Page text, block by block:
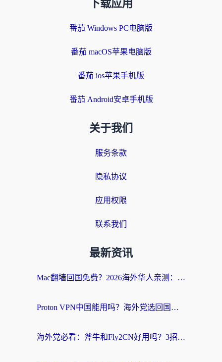
下载应用
番茄 Windows PC电脑版
番茄 macOS苹果电脑版
番茄 ios苹果手机版
番茄 Android安卓手机版
关于我们
服务条款
隐私协议
应用权限
联系我们
最新资讯
Mac翻墙回国免费？2026海外华人亲测：从CCTV5直播到国内APP，这样选加速器才靠谱
Proton VPN中国能用吗？海外党选回国加速器的避坑指南（附番茄加速器实测）
海外党必看：斧牛和Fly2CN好用吗？3招教你选对回国加速器（附免费试用攻略）